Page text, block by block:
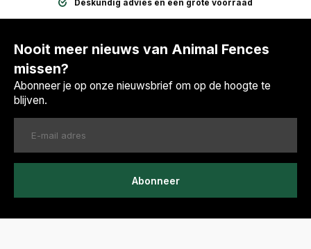
Deskundig advies en een grote voorraad
Nooit meer nieuws van Animal Fences
missen?
Abonneer je op onze nieuwsbrief om op de hoogte te
blijven.
Abonneer